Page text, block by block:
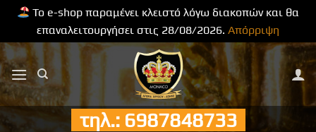
Το e-shop παραμένει κλειστό λόγω διακοπών και θα
επαναλειτουργήσει στις 28/08/2026. Απόρριψη
Μετάβαση
στο
περιεχόμενο
τηλ.: 6987848733